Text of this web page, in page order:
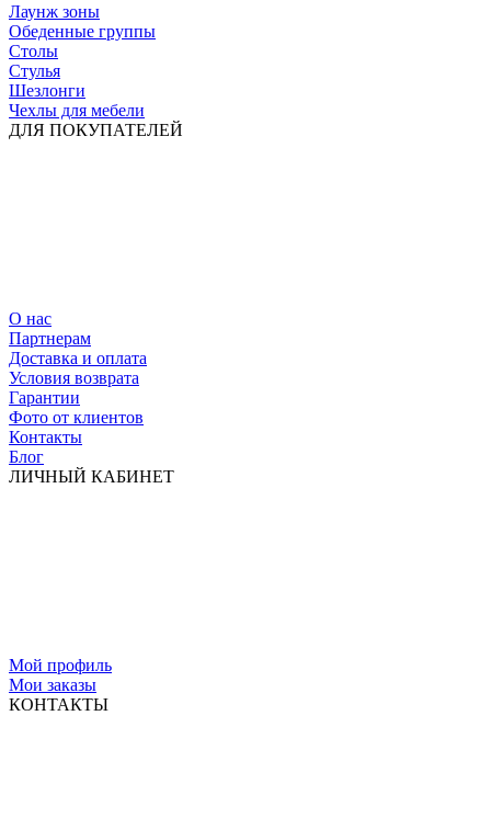
Лаунж зоны
Обеденные группы
Столы
Стулья
Шезлонги
Чехлы для мебели
ДЛЯ ПОКУПАТЕЛЕЙ
О нас
Партнерам
Доставка и оплата
Условия возврата
Гарантии
Фото от клиентов
Контакты
Блог
ЛИЧНЫЙ КАБИНЕТ
Мой профиль
Мои заказы
КОНТАКТЫ